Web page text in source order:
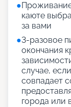
●
каюте
за вами
●3-разовое
окончания
случае,
совпадает
города или